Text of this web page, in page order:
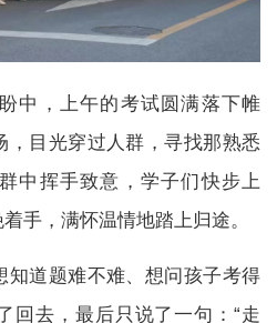
，上午的考试圆满落下帷
，目光穿过人群，寻找那熟悉
中挥手致意，学子们快步上
手，满怀温情地踏上归途。
道题难不难、想问孩子考得
回去，最后只说了一句：“走